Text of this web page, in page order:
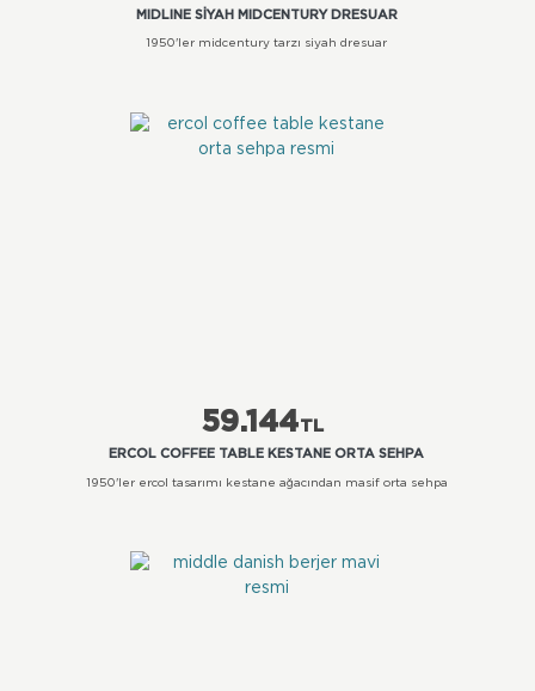
MIDLINE SIYAH MIDCENTURY DRESUAR
1950'ler midcentury tarzı siyah dresuar
59.144TL
ERCOL COFFEE TABLE KESTANE ORTA SEHPA
1950'ler ercol tasarımı kestane ağacından masif orta sehpa